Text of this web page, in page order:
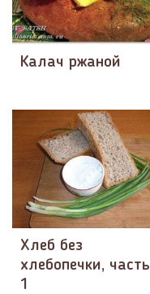
Калач ржаной
Хлеб без
хлебопечки, часть
1